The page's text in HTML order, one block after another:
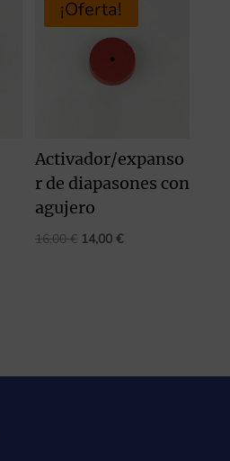
¡Oferta!
Activador/expanso
r de diapasones con
agujero
16,00€ El
14,00€El